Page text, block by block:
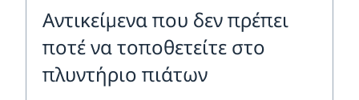
Αντικείμενα που δεν πρέπει
ποτέ να τοποθετείτε στο
πλυντήριο πιάτων